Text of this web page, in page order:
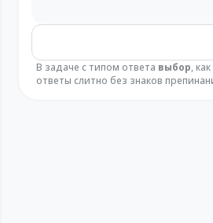
В задаче с типом ответа выбор,
ответы слитно без знаков